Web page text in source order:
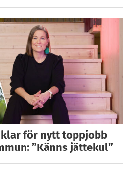
klar för nytt toppjobb
”Känns jättekul”